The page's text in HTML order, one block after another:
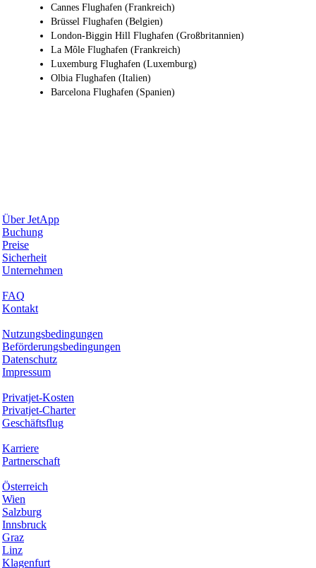
Cannes Flughafen (Frankreich)
Brüssel Flughafen (Belgien)
London-Biggin Hill Flughafen (Großbritannien)
La Môle Flughafen (Frankreich)
Luxemburg Flughafen (Luxemburg)
Olbia Flughafen (Italien)
Barcelona Flughafen (Spanien)
Über JetApp
Buchung
Preise
Sicherheit
Unternehmen
FAQ
Kontakt
Nutzungsbedingungen
Beförderungsbedingungen
Datenschutz
Impressum
Privatjet-Kosten
Privatjet-Charter
Geschäftsflug
Karriere
Partnerschaft
Österreich
Wien
Salzburg
Innsbruck
Graz
Linz
Klagenfurt